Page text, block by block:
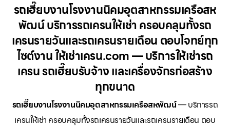
รถเฮี๊ยบงานโรงงานนิคมอุตสาหกรรมเครือสห
พัฒน์ บริการรถเครนให้เช่า ครอบคลุมทั้งรถ
เครนรายวันและรถเครนรายเดือน ตอบโจทย์ทุก
ไซต์งาน ให้เช่าเครน.com — บริการให้เช่ารถ
เครน รถเฮี๊ยบรับจ้าง และเครื่องจักรก่อสร้าง
ทุกขนาด
รถเฮี๊ยบงานโรงงานนิคมอุตสาหกรรมเครือสหพัฒน์— บริการรถ
เครนให้เช่า ครอบคลุมทั้งรถเครนรายวันและรถเครนรายเดือน ตอบ